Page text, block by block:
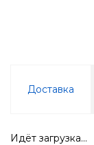
Доставка
Идёт загрузка...